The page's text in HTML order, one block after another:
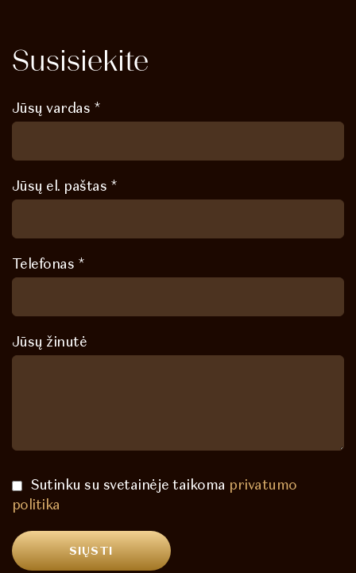
Susisiekite
Jūsų vardas *
Jūsų el. paštas *
Telefonas *
Jūsų žinutė
Sutinku su svetainėje taikoma privatumo
politika